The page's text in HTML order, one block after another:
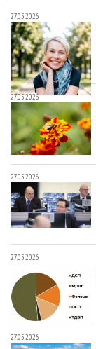
27.05.2026
27.05.2026
27.05.2026
27.05.2026
27.05.2026